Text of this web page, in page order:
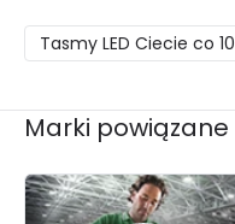
Tasmy LED Ciecie co
Marki